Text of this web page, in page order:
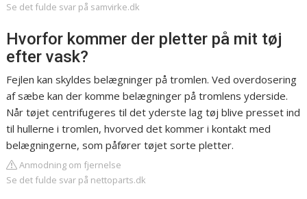
Se det fulde svar på samvirke.dk
Hvorfor kommer der pletter på mit tøj
efter vask?
Fejlen kan skyldes belægninger på tromlen. Ved overdosering
af sæbe kan der komme belægninger på tromlens yderside.
Når tøjet centrifugeres til det yderste lag tøj blive presset ind
til hullerne i tromlen, hvorved det kommer i kontakt med
belægningerne, som påfører tøjet sorte pletter.
Anmodning om fjernelse
Se det fulde svar på nettoparts.dk